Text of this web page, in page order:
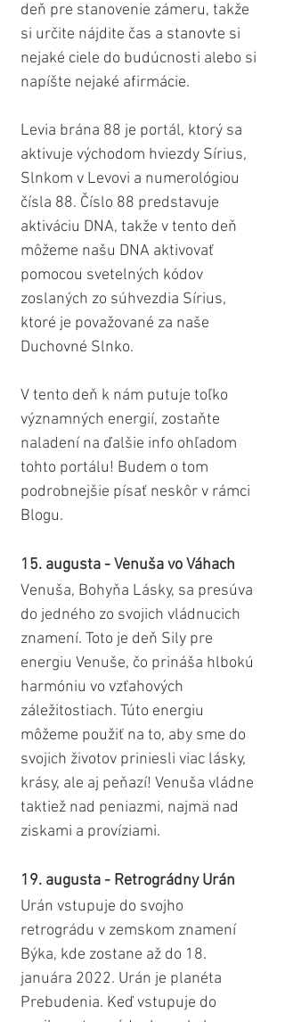
deň pre stanovenie zámeru, takže
si určite nájdite čas a stanovte si
nejaké ciele do budúcnosti alebo si
napíšte nejaké afirmácie.
Levia brána 88 je portál, ktorý sa
aktivuje východom hviezdy Sírius,
Slnkom v Levovi a numerológiou
čísla 88. Číslo 88 predstavuje
aktiváciu DNA, takže v tento deň
môžeme našu DNA aktivovať
pomocou svetelných kódov
zoslaných zo súhvezdia Sírius,
ktoré je považované za naše
Duchovné Slnko.
V tento deň k nám putuje toľko
významných energií, zostaňte
naladení na ďalšie info ohľadom
tohto portálu! Budem o tom
podrobnejšie písať neskôr v rámci
Blogu.
15. augusta - Venuša vo Váhach
Venuša, Bohyňa Lásky, sa presúva
do jedného zo svojich vládnucich
znamení. Toto je deň Sily pre
energiu Venuše, čo prináša hlbokú
harmóniu vo vzťahových
záležitostiach. Túto energiu
môžeme použiť na to, aby sme do
svojich životov priniesli viac lásky,
krásy, ale aj peňazí! Venuša vládne
taktiež nad peniazmi, najmä nad
ziskami a províziami.
19. augusta - Retrográdny Urán
Urán vstupuje do svojho
retrográdu v zemskom znamení
Býka, kde zostane až do 18.
januára 2022. Urán je planéta
Prebudenia. Keď vstupuje do